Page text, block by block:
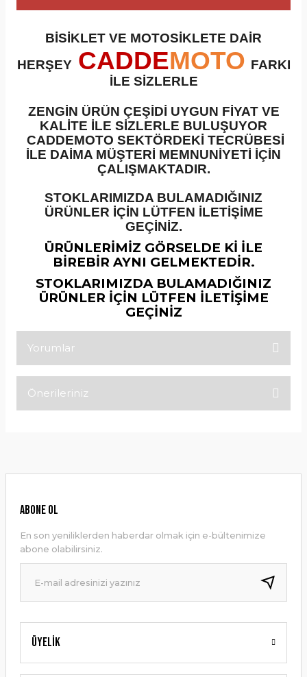
BİSİKLET VE MOTOSİKLETE DAİR
HERŞEY CADDEMOTO FARKI
İLE SİZLERLE
ZENGİN ÜRÜN ÇEŞİDİ UYGUN FİYAT VE
KALİTE İLE SİZLERLE BULUŞUYOR
CADDEMOTO SEKTÖRDEKİ TECRÜBESİ
İLE DAİMA MÜŞTERİ MEMNUNİYETİ İÇİN
ÇALIŞMAKTADIR.
STOKLARIMIZDA BULAMADIĞINIZ
ÜRÜNLER İÇİN LÜTFEN İLETİŞİME
GEÇİNİZ.
ÜRÜNLERİMİZ GÖRSELDE Kİ İLE
BİREBİR AYNI GELMEKTEDİR.
STOKLARIMIZDA BULAMADIĞINIZ
ÜRÜNLER İÇİN LÜTFEN İLETİŞİME
GEÇİNİZ
Yorumlar
Önerileriniz
Ürün resmi kalitesiz, bozuk veya görüntülenemiyor.
Ürün bilgilerinde hatalar bulunuyor.
Ürün fiyatı diğer sitelerden daha pahalı.
Bu ürüne benzer farklı alternatifler olmalı.
Gönder
Üyelik
ABONE OL
En son yeniliklerden haberdar olmak için e-bültenimize
abone olabilirsiniz.